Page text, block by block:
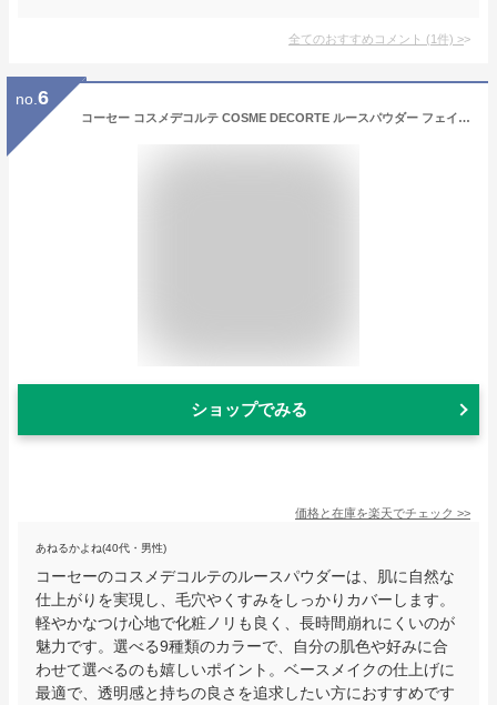
全てのおすすめコメント (1件) >
no. 6
コーセー コスメデコルテ COSME DECORTE ルースパウダー フェイスパウダー 20g 16g 選べる9種類 #00 #01 #02 #03 #04 #05 #06 #07 #101 KOSE ベースメイク ファンデーション カバー力 毛穴 毛穴カバー 化粧ノリ 長持ち
ショップでみる
価格と在庫を楽天でチェック >>
あねるかよね(40代・男性)
コーセーのコスメデコルテのルースパウダーは、肌に自然な
仕上がりを実現し、毛穴やくすみをしっかりカバーします。
軽やかなつけ心地で化粧ノリも良く、長時間崩れにくいのが
魅力です。選べる9種類のカラーで、自分の肌色や好みに合
わせて選べるのも嬉しいポイント。ベースメイクの仕上げに
最適で、透明感と持ちの良さを追求したい方におすすめです